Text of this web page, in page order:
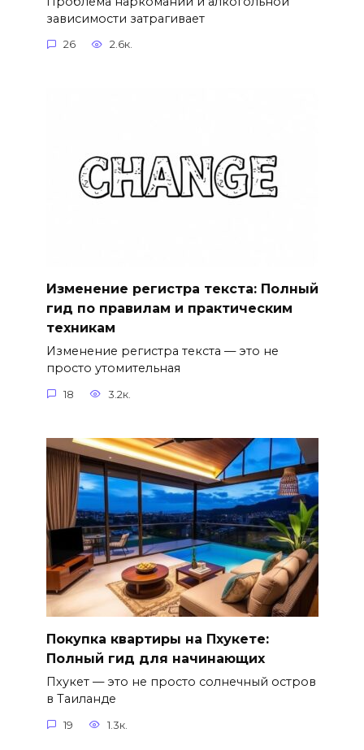
зависимости затрагивает
26 2.6к.
Изменение регистра текста: Полный
гид по правилам и практическим
техникам
Изменение регистра текста — это не
просто утомительная
18 3.2к.
Покупка квартиры на Пхукете:
Полный гид для начинающих
Пхукет — это не просто солнечный остров
в Таиланде
19 1.3к.